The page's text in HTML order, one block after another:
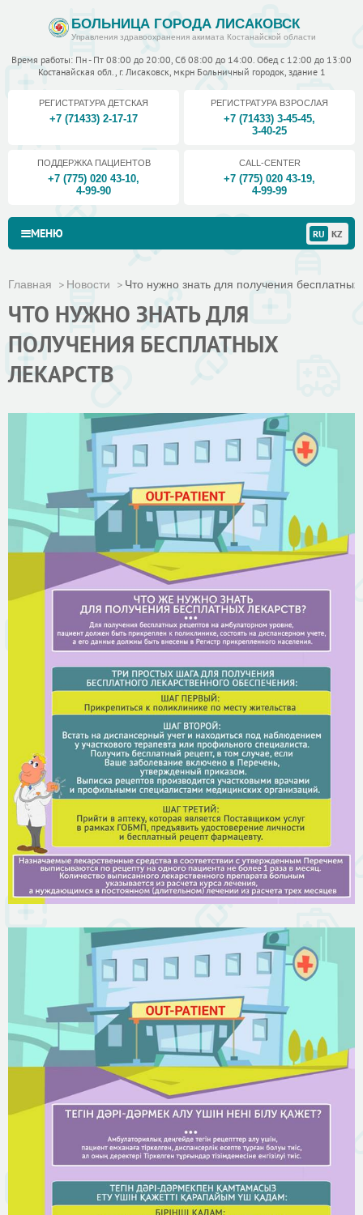
БОЛЬНИЦА ГОРОДА ЛИСАКОВСК
Управления здравоохранения акимата Костанайской области
Время работы: Пн - Пт 08:00 до 20:00, Сб 08:00 до 14:00. Обед с 12:00 до 13:00
Костанайская обл., г. Лисаковск, мкрн Больничный городок, здание 1
РЕГИСТРАТУРА ДЕТСКАЯ
+7 (71433) 2-17-17
РЕГИСТРАТУРА ВЗРОСЛАЯ
+7 (71433) 3-45-45,
3-40-25
ПОДДЕРЖКА ПАЦИЕНТОВ
+7 (775) 020 43-10,
4-99-90
CALL-CENTER
+7 (775) 020 43-19,
4-99-99
МЕНЮ RU KZ
Главная Новости Что нужно знать для получения бесплатных
ЧТО НУЖНО ЗНАТЬ ДЛЯ
ПОЛУЧЕНИЯ БЕСПЛАТНЫХ
ЛЕКАРСТВ